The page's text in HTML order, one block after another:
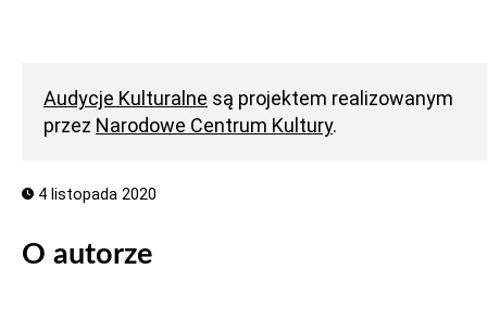
Audycje Kulturalne są projektem realizowanym
przez Narodowe Centrum Kultury.
4 listopada 2020
O autorze